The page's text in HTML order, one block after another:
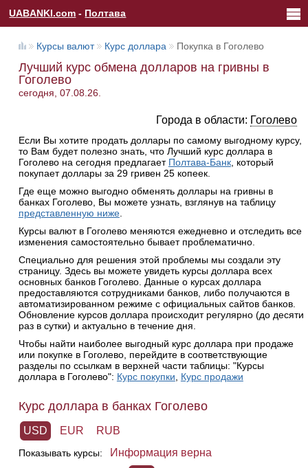
UABANKI.com - Полтава
Курсы валют Курс доллара Покупка в Гоголево
Лучший курс обмена долларов на гривны в
Гоголево
сегодня, 07.08.26.
Города в области: Гоголево
Если Вы хотите продать доллары по самому выгодному курсу,
то Вам будет полезно знать, что Лучший курс доллара в
Гоголево на сегодня предлагает Полтава-Банк, который
покупает доллары за 29 гривен 25 копеек.
Где еще можно выгодно обменять доллары на гривны в
банках Гоголево, Вы можете узнать, взглянув на таблицу
представленную ниже.
Курсы валют в Гоголево меняются ежедневно и отследить все
изменения самостоятельно бывает проблематично.
Специально для решения этой проблемы мы создали эту
страницу. Здесь вы можете увидеть курсы доллара всех
основных банков Гоголево. Данные о курсах доллара
предоставляются сотрудниками банков, либо получаются в
автоматизированном режиме с официальных сайтов банков.
Обновление курсов доллара происходит регулярно (до десяти
раз в сутки) и актуально в течение дня.
Чтобы найти наиболее выгодный курс доллара при продаже
или покупке в Гоголево, перейдите в соответствующие
разделы по ссылкам в верхней части таблицы: "Курсы
доллара в Гоголево": Курс покупки Курс продажи
Курс доллара в банках Гоголево
USD EUR RUB
Показывать курсы:
Информация верна